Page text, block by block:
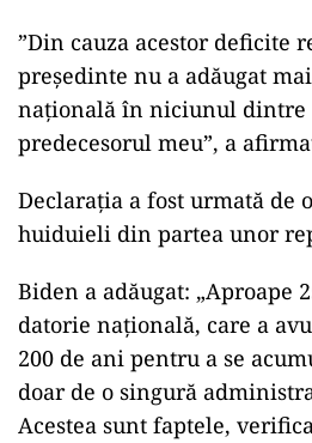
”Din cauza acestor deficite
preşedinte nu a adăugat
naţională în niciunul dintre
predecesorul meu”, a
Declaraţia a fost urmată de
huiduieli din partea unor
Biden a adăugat: „Aproape
datorie naţională, care a
200 de ani pentru a se
doar de o singură
Acestea sunt faptele,